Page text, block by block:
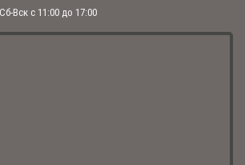
Чудотворец" (арт. КТФ-02)
10 400.00 р.
Вск с 11:00 до 17:00